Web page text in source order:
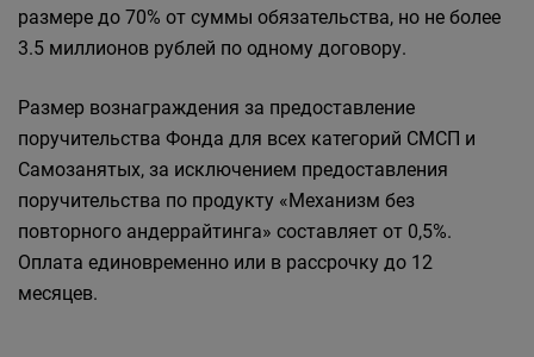
размере до 70% от суммы обязательства, но не более
3.5 миллионов рублей по одному договору.
Размер вознаграждения за предоставление
поручительства Фонда для всех категорий СМСП и
Самозанятых, за исключением предоставления
поручительства по продукту «Механизм без
повторного андеррайтинга» составляет от 0,5%.
Оплата единовременно или в рассрочку до 12
месяцев.